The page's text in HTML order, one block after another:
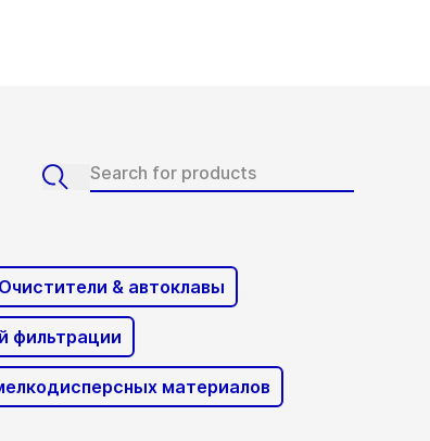
Очистители & автоклавы
фильтрации
материалов